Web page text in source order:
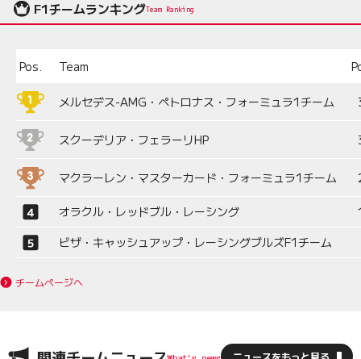
F1チームランキングTeam Ranking
Pos. Team
メルセデス-AMG・ペトロナス・フォーミュラ1チーム
スクーデリア・フェラーリHP
マクラーレン・マスターカード・フォーミュラ1チーム
オラクル・レッドブル・レーシング
ビザ・キャッシュアップ・レーシングブルズF1チーム
チームページへ
ニュースをもっと見る